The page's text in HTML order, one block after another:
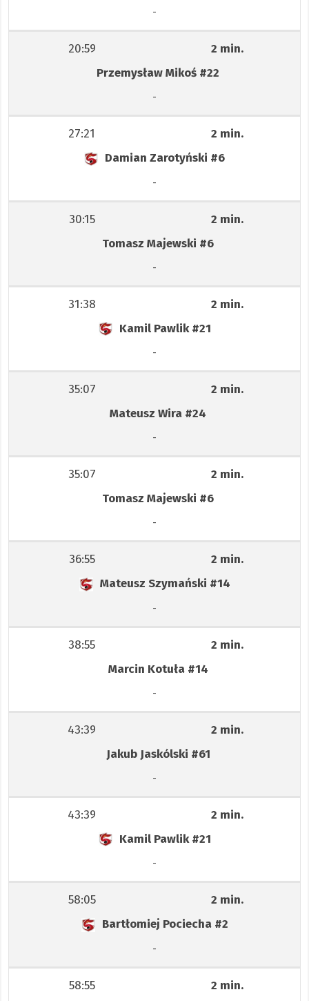
-
20:59
2 min.
Przemysław Mikoś #22
-
27:21
2 min.
Damian Zarotyński #6
-
30:15
2 min.
Tomasz Majewski #6
-
31:38
2 min.
Kamil Pawlik#21
-
35:07
2 min.
Mateusz Wira #24
-
35:07
2 min.
Tomasz Majewski #6
-
36:55
2 min.
Mateusz Szymański #14
-
38:55
2 min.
Marcin Kotuła #14
-
43:39
2 min.
Jakub Jaskólski #61
-
43:39
2 min.
Kamil Pawlik#21
-
58:05
2 min.
Bartłomiej Pociecha #2
-
58:55
2 min.